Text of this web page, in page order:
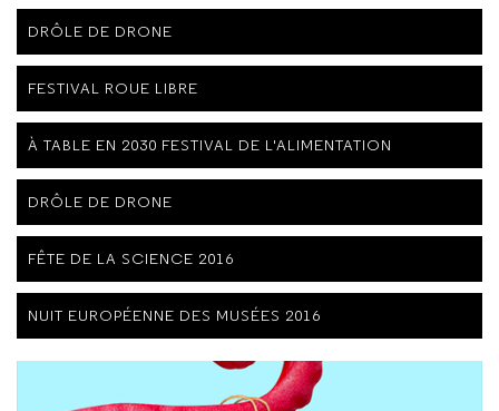
DRÔLE DE DRONE
FESTIVAL ROUE LIBRE
À TABLE EN 2030 FESTIVAL DE L'ALIMENTATION
DRÔLE DE DRONE
FÊTE DE LA SCIENCE 2016
NUIT EUROPÉENNE DES MUSÉES 2016